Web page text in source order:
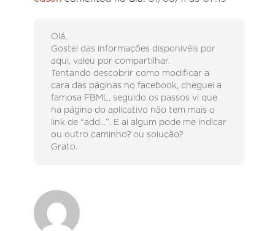
Olá,
Gostei das informações disponivéis por
aqui, valeu por compartilhar.
Tentando descobrir como modificar a
cara das páginas no facebook, cheguei a
famosa FBML, seguido os passos vi que
na página do aplicativo não tem mais o
link de “add…”. E ai algum pode me indicar
ou outro caminho? ou solução?
Grato.